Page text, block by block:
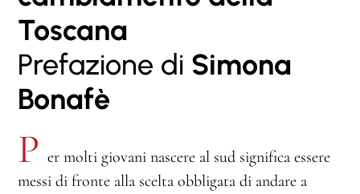
Toscana
Prefazione di Simona
Bonafè
P er molti giovani nascere al sud significa essere
messi di fronte alla scelta obbligata di andare a